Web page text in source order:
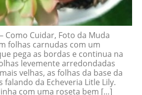
Como Cuidar, Foto da Muda
folhas carnudas com um
pega as bordas e continua na
levemente arredondadas
velhas, as folhas da base da
falando da Echeveria Litle Lily.
com uma roseta bem […]